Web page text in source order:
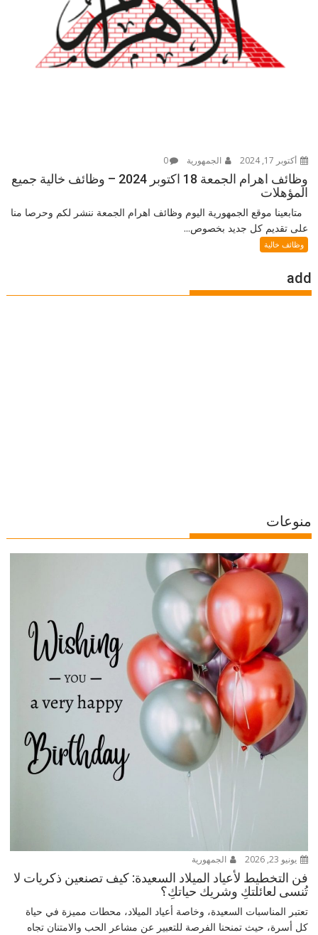
أكتوبر 17, 2024 الجمهورية 0
وظائف اهرام الجمعة 18 اكتوبر 2024 – وظائف خالية جميع
المؤهلات
متابعينا موقع الجمهورية اليوم وظائف اهرام الجمعة ننشر لكم وحرصا منا
على تقديم كل جديد بخصوص...
وظائف خالية
add
منوعات
يونيو 23, 2026 الجمهورية
فن التخطيط لأعياد الميلاد السعيدة: كيف تصنعين ذكريات لا
تُنسى لعائلتكِ وشريك حياتكِ؟
تعتبر المناسبات السعيدة، وخاصة أعياد الميلاد، محطات مميزة في حياة
كل أسرة، حيث تمنحنا الفرصة للتعبير عن مشاعر الحب والامتنان تجاه